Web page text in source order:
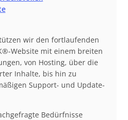
wir den fortlaufenden
Website mit einem breiten
von Hosting, über die
Inhalte, bis hin zu
Support- und Update-
Bedürfnisse